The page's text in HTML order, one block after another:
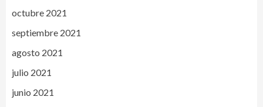
octubre 2021
septiembre 2021
agosto 2021
julio 2021
junio 2021